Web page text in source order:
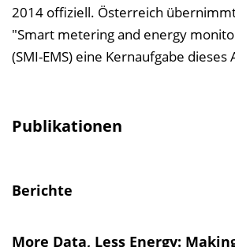
2014 offiziell. Österreich
"Smart metering and energy
(SMI-EMS) eine Kernaufgabe dieses
Publikationen
Berichte
More Data, Less Energy: